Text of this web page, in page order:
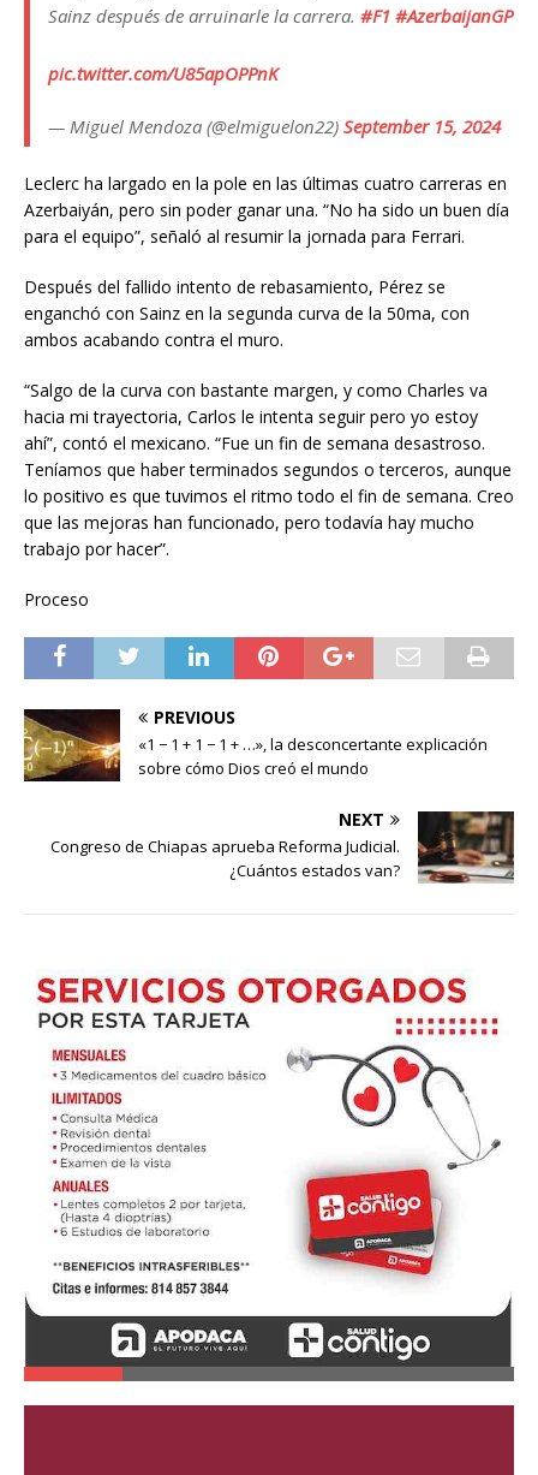
Sainz después de arruinarle la carrera. #F1 #AzerbaijanGP
pic.twitter.com/U85apOPPnK
— Miguel Mendoza (@elmiguelon22) September 15, 2024
Leclerc ha largado en la pole en las últimas cuatro carreras en
Azerbaiyán, pero sin poder ganar una. “No ha sido un buen día
para el equipo”, señaló al resumir la jornada para Ferrari.
Después del fallido intento de rebasamiento, Pérez se
enganchó con Sainz en la segunda curva de la 50ma, con
ambos acabando contra el muro.
“Salgo de la curva con bastante margen, y como Charles va
hacia mi trayectoria, Carlos le intenta seguir pero yo estoy
ahí”, contó el mexicano. “Fue un fin de semana desastroso.
Teníamos que haber terminados segundos o terceros, aunque
lo positivo es que tuvimos el ritmo todo el fin de semana. Creo
que las mejoras han funcionado, pero todavía hay mucho
trabajo por hacer”.
Proceso
PREVIOUS
«1 − 1 + 1 − 1 + …», la desconcertante explicación
sobre cómo Dios creó el mundo
NEXT
Congreso de Chiapas aprueba Reforma Judicial.
¿Cuántos estados van?